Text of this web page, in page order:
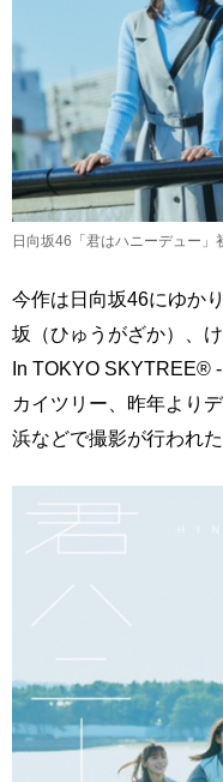
日向坂46「君はハニーデュー」
今作は日向坂46にゆか
坂（ひゅうがざか）、
In TOKYO SKYTREE®
カイツリー、昨年より
浜などで撮影が行われた